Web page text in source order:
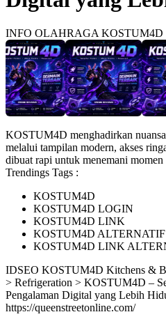
INFO OLAHRAGA KOSTUM4D
KOSTUM4D menghadirkan
melalui tampilan modern, akses
dibuat rapi untuk menemani
Trendings Tags :
KOSTUM4D
KOSTUM4D LOGIN
KOSTUM4D LINK
KOSTUM4D ALTERNATIF
KOSTUM4D LINK
IDSEO KOSTUM4D Kitchens &
> Refrigeration > KOSTUM4D –
Pengalaman Digital yang Lebih
https://queenstreetonline.com/